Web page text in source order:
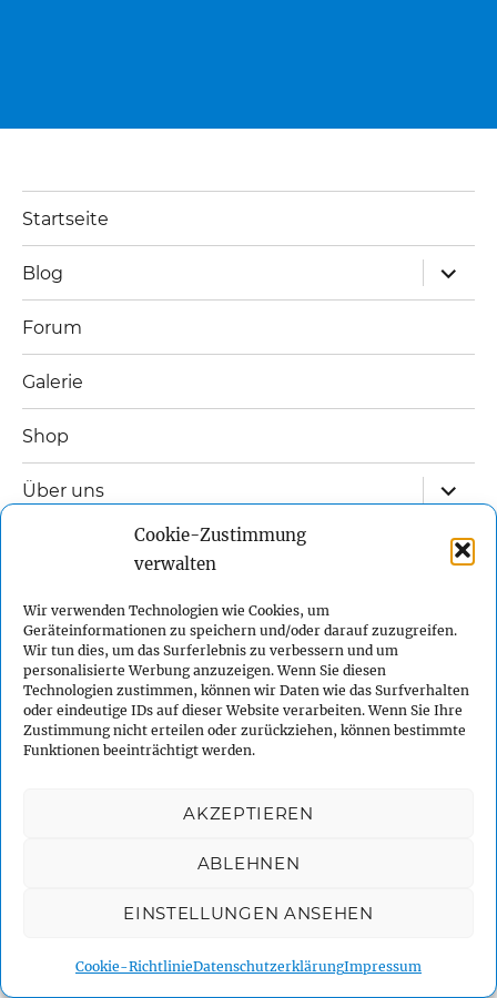
Cookie-Zustimmung
verwalten
Wir verwenden Technologien wie Cookies, um
Geräteinformationen zu speichern und/oder darauf zuzugreifen.
Wir tun dies, um das Surferlebnis zu verbessern und um
personalisierte Werbung anzuzeigen. Wenn Sie diesen
Technologien zustimmen, können wir Daten wie das Surfverhalten
oder eindeutige IDs auf dieser Website verarbeiten. Wenn Sie Ihre
Zustimmung nicht erteilen oder zurückziehen, können bestimmte
Funktionen beeinträchtigt werden.
AKZEPTIEREN
ABLEHNEN
EINSTELLUNGEN ANSEHEN
Cookie-RichtlinieDatenschutzerklärungImpressum
Startseite
Blog
öffnen
Forum
Galerie
Shop
Über uns
öffnen
Was ist Sidemount-Tauchen?
Ausbildung
Kalender
Links
Datenschutzerklärung
Cookie-Richtlinie (EU)